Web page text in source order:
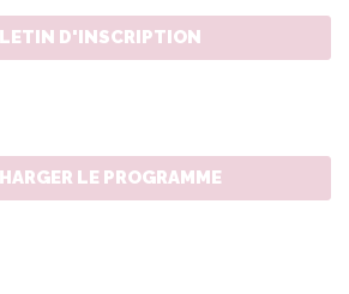
D'INSCRIPTION
LE PROGRAMME